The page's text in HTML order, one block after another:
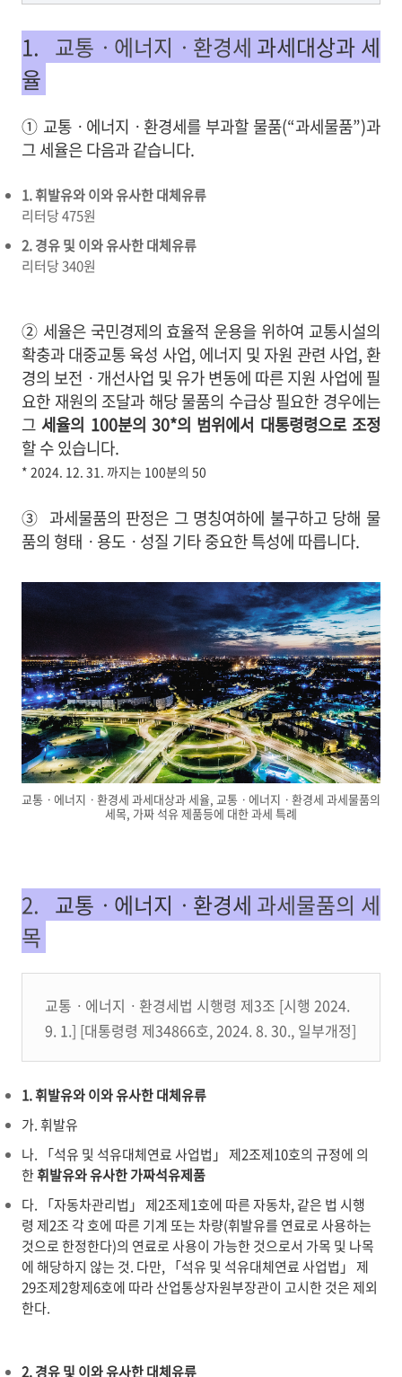
1. 교통ㆍ에너지ㆍ환경세 과세대상과 세
율
① 교통ㆍ에너지ㆍ환경세를 부과할 물품(“과세물품”)과
그 세율은 다음과 같습니다.
1. 휘발유와 이와 유사한 대체유류
리터당 475원
2. 경유 및 이와 유사한 대체유류
리터당 340원
② 세율은 국민경제의 효율적 운용을 위하여 교통시설의
확충과 대중교통 육성 사업, 에너지 및 자원 관련 사업, 환
경의 보전ㆍ개선사업 및 유가 변동에 따른 지원 사업에 필
요한 재원의 조달과 해당 물품의 수급상 필요한 경우에는
그세율의 100분의 30*의 범위에서 대통령령으로 조정
할 수 있습니다.
* 2024. 12. 31. 까지는 100분의 50
③ 과세물품의 판정은 그 명칭여하에 불구하고 당해 물
품의 형태ㆍ용도ㆍ성질 기타 중요한 특성에 따릅니다.
교통ㆍ에너지ㆍ환경세 과세대상과 세율, 교통ㆍ에너지ㆍ환경세 과세물품의
세목, 가짜 석유 제품등에 대한 과세 특례
2. 교통ㆍ에너지ㆍ환경세 과세물품의 세
목
교통ㆍ에너지ㆍ환경세법 시행령 제3조 [시행 2024.
9. 1.] [대통령령 제34866호, 2024. 8. 30., 일부개정]
1. 휘발유와 이와 유사한 대체유류
가. 휘발유
나. 「석유 및 석유대체연료 사업법」 제2조제10호의 규정에 의
한휘발유와 유사한 가짜석유제품
다. 「자동차관리법」 제2조제1호에 따른 자동차,같은 법 시행
령 제2조 각 호에 따른 기계 또는 차량(휘발유를 연료로 사용하는
것으로 한정한다)의 연료로 사용이 가능한 것으로서 가목 및 나목
에 해당하지 않는 것. 다만, 「석유 및 석유대체연료 사업법」 제
29조제2항제6호에 따라산업통상자원부장관이 고시한것은 제외
한다.
2. 경유 및 이와 유사한 대체유류